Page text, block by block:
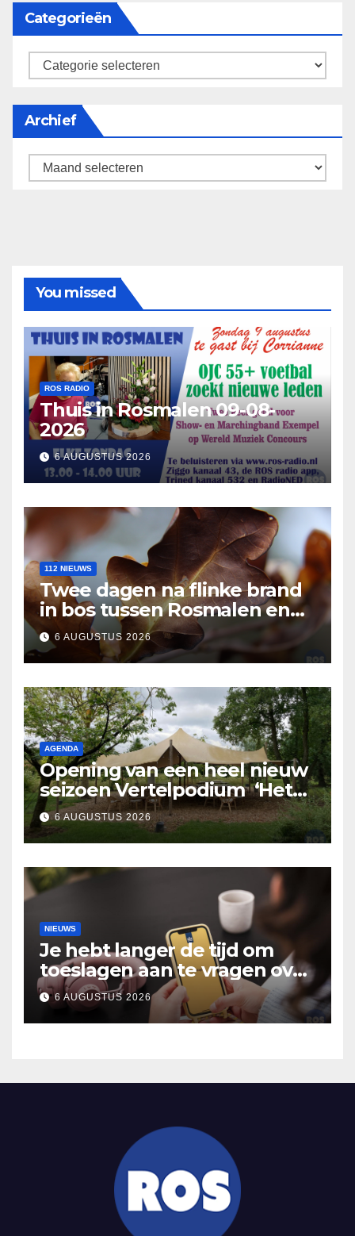
Categorieën
categorieën
Archief
Archief
You missed
ROS RADIO
Thuis in Rosmalen 09-08-
2026
6 AUGUSTUS 2026
112 NIEUWS
Twee dagen na flinke brand
in bos tussen Rosmalen en
Nuland
6 AUGUSTUS 2026
AGENDA
Opening van een heel nieuw
seizoen Vertelpodium ‘Het
Lopende Vuur’. Landelijke
verhalen in Bomentuin D’n
Hooidonk
6 AUGUSTUS 2026
NIEUWS
Je hebt langer de tijd om
toeslagen aan te vragen over
2025
6 AUGUSTUS 2026